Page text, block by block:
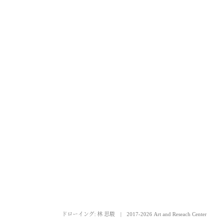
ドローイング: 林 思駿 2017-2026 Art and Reseach Center